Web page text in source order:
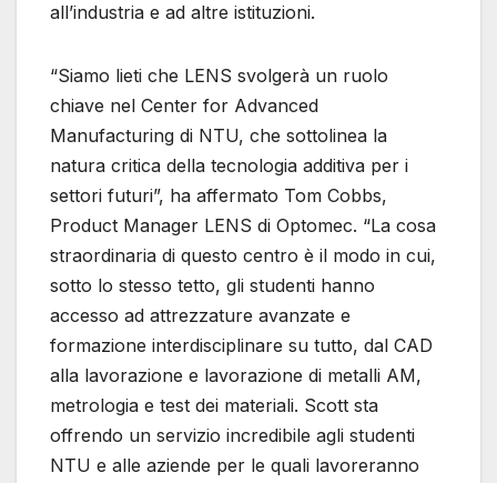
all’industria e ad altre istituzioni.
“Siamo lieti che LENS svolgerà un ruolo
chiave nel Center for Advanced
Manufacturing di NTU, che sottolinea la
natura critica della tecnologia additiva per i
settori futuri”, ha affermato Tom Cobbs,
Product Manager LENS di Optomec. “La cosa
straordinaria di questo centro è il modo in cui,
sotto lo stesso tetto, gli studenti hanno
accesso ad attrezzature avanzate e
formazione interdisciplinare su tutto, dal CAD
alla lavorazione e lavorazione di metalli AM,
metrologia e test dei materiali. Scott sta
offrendo un servizio incredibile agli studenti
NTU e alle aziende per le quali lavoreranno